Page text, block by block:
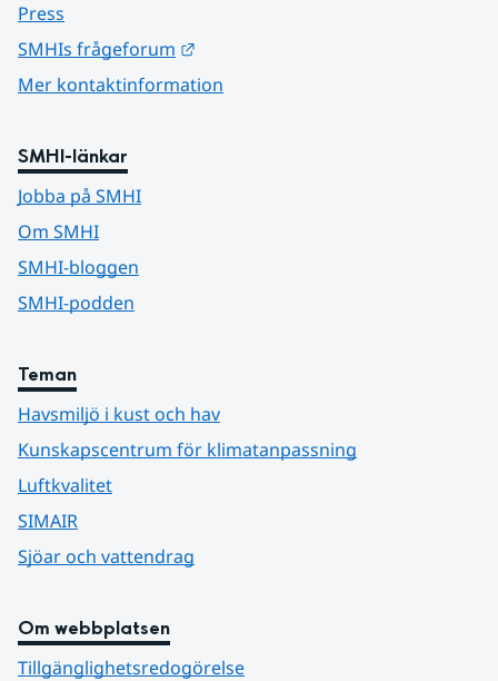
Press
SMHIs frågeforum
Mer kontaktinformation
SMHI-länkar
Jobba på SMHI
Om SMHI
SMHI-bloggen
SMHI-podden
Teman
Havsmiljö i kust och hav
Kunskapscentrum för klimatanpassning
Luftkvalitet
SIMAIR
Sjöar och vattendrag
Om webbplatsen
Tillgänglighetsredogörelse